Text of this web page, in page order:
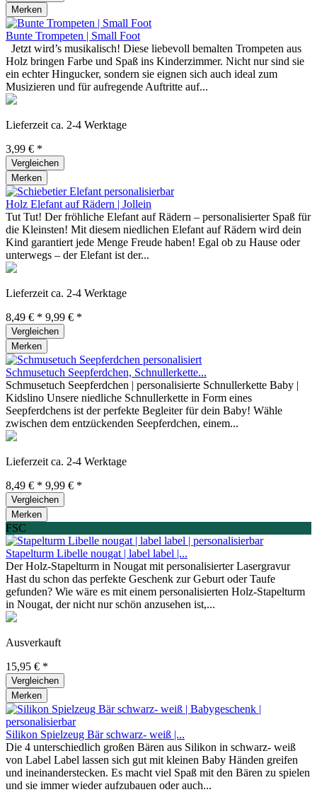
Merken
Bunte Trompeten | Small Foot
Jetzt wird’s musikalisch! Diese liebevoll bemalten Trompeten aus
Holz bringen Farbe und Spaß ins Kinderzimmer. Nicht nur sind sie
ein echter Hingucker, sondern sie eignen sich auch ideal zum
Musizieren und für aufregende Auftritte auf...
Lieferzeit ca. 2-4 Werktage
3,99 € *
Vergleichen
Merken
Holz Elefant auf Rädern | Jollein
Tut Tut! Der fröhliche Elefant auf Rädern – personalisierter Spaß für
die Kleinsten! Mit diesem niedlichen Elefant auf Rädern wird dein
Kind garantiert jede Menge Freude haben! Egal ob zu Hause oder
unterwegs – der Elefant ist der...
Lieferzeit ca. 2-4 Werktage
8,49 € * 9,99 € *
Vergleichen
Merken
Schmusetuch Seepferdchen, Schnullerkette...
Schmusetuch Seepferdchen | personalisierte Schnullerkette Baby |
Kidslino Unsere niedliche Schnullerkette in Form eines
Seepferdchens ist der perfekte Begleiter für dein Baby! Wähle
zwischen dem entzückenden Seepferdchen, einem...
Lieferzeit ca. 2-4 Werktage
8,49 € * 9,99 € *
Vergleichen
Merken
FSC
Stapelturm Libelle nougat | label label |...
Der Holz-Stapelturm in Nougat mit personalisierter Lasergravur
Hast du schon das perfekte Geschenk zur Geburt oder Taufe
gefunden? Wie wäre es mit einem personalisierten Holz-Stapelturm
in Nougat, der nicht nur schön anzusehen ist,...
Ausverkauft
15,95 € *
Vergleichen
Merken
Silikon Spielzeug Bär schwarz- weiß |...
Die 4 unterschiedlich großen Bären aus Silikon in schwarz- weiß
von Label Label lassen sich gut mit kleinen Baby Händen greifen
und ineinanderstecken. Es macht viel Spaß mit den Bären zu spielen
und sie immer wieder aufzubauen oder auch...